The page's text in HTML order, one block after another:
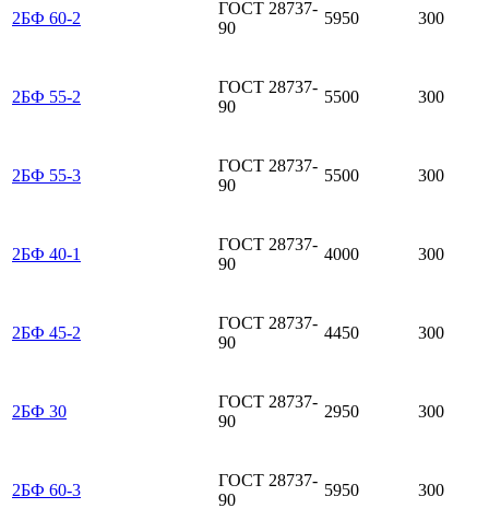
2БФ 60-2
ГОСТ 28737-
90
5950 300
2БФ 55-2
ГОСТ 28737-
90
5500 300
2БФ 55-3
ГОСТ 28737-
90
5500 300
2БФ 40-1
ГОСТ 28737-
90
4000 300
2БФ 45-2
ГОСТ 28737-
90
4450 300
2БФ 30
ГОСТ 28737-
90
2950 300
2БФ 60-3
ГОСТ 28737-
90
5950 300